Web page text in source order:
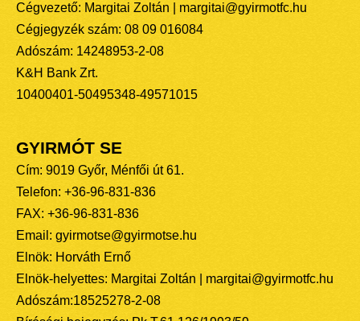
Cégvezető: Margitai Zoltán | margitai@gyirmotfc.hu
Cégjegyzék szám: 08 09 016084
Adószám: 14248953-2-08
K&H Bank Zrt.
10400401-50495348-49571015
GYIRMÓT SE
Cím: 9019 Győr, Ménfői út 61.
Telefon: +36-96-831-836
FAX: +36-96-831-836
Email: gyirmotse@gyirmotse.hu
Elnök: Horváth Ernő
Elnök-helyettes: Margitai Zoltán | margitai@gyirmotfc.hu
Adószám:18525278-2-08